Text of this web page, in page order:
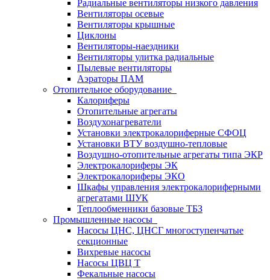
Радиальные вентиляторы низкого давления
Вентиляторы осевые
Вентиляторы крышные
Циклоны
Вентиляторы-наездники
Вентиляторы улитка радиальные
Пылевые вентиляторы
Аэраторы ПАМ
Отопительное оборудование
Калориферы
Отопительные агрегаты
Воздухонагреватели
Установки электрокалориферные СФОЦ
Установки ВТУ воздушно-тепловые
Воздушно-отопительные агрегаты типа ЭКР
Электрокалориферы ЭК
Электрокалориферы ЭКО
Шкафы управления электрокалориферными
агрегатами ШУК
Теплообменники базовые ТБЗ
Промышленные насосы
Насосы ЦНС, ЦНСГ многоступенчатые
секционные
Вихревые насосы
Насосы ЦВЦ Т
Фекальные насосы